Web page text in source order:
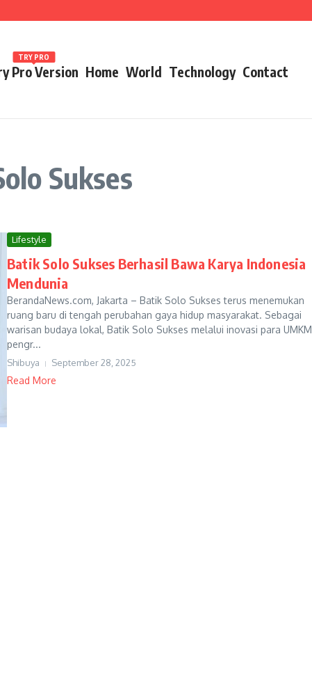
Pro Version
TRY PRO
Home World Technology Contact
Sukses
Lifestyle
Batik Solo Sukses Berhasil Bawa Karya Indonesia
Mendunia
BerandaNews.com, Jakarta – Batik Solo Sukses terus menemukan
ruang baru di tengah perubahan gaya hidup masyarakat. Sebagai
warisan budaya lokal, Batik Solo Sukses melalui inovasi para UMKM
pengr...
Shibuya September 28, 2025
Read More